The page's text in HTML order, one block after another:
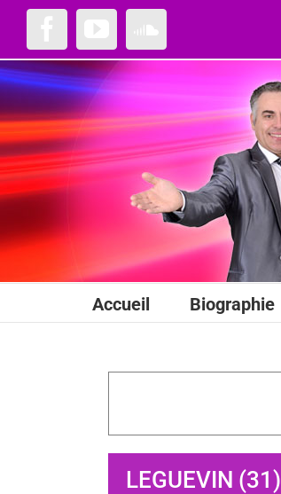
Passer
contenu
Accueil Biographie
LEGUEVIN (31)